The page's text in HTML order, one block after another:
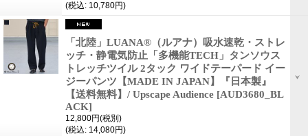
(税込: 10,780円)
「北陸」LUANA®︎（ルアナ）吸水速乾・ストレ
ッチ・静電気防止「多機能TECH」タンソウス
トレッチツイル 2タック ワイドテーパード イー
ジーパンツ【MADE IN JAPAN】『日本製』
【送料無料】/ Upscape Audience [AUD3680_BL
ACK]
12,800円(税別)
(税込: 14,080円)